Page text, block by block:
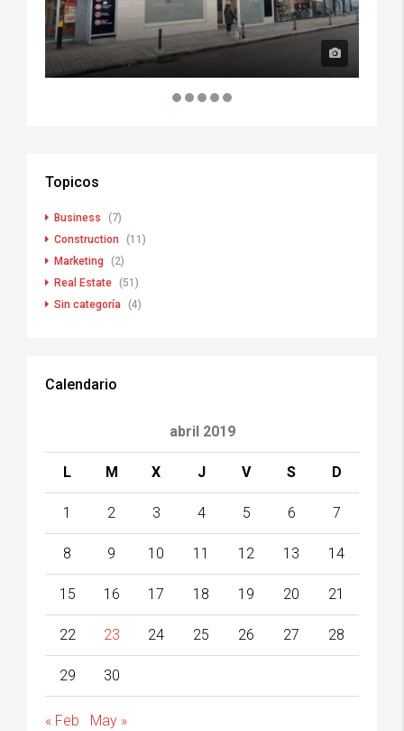
Topicos
Business
(7)
Construction
(11)
Marketing
(2)
Real Estate (51)
Sin categoría (4)
Calendario
abril 2019
L M X J V S D
1 2 3 4 5 6 7
8 9 10 11 12 13 14
15 16 17 18 19 20 21
22 23 24 25 26 27 28
29 30
« Feb May »